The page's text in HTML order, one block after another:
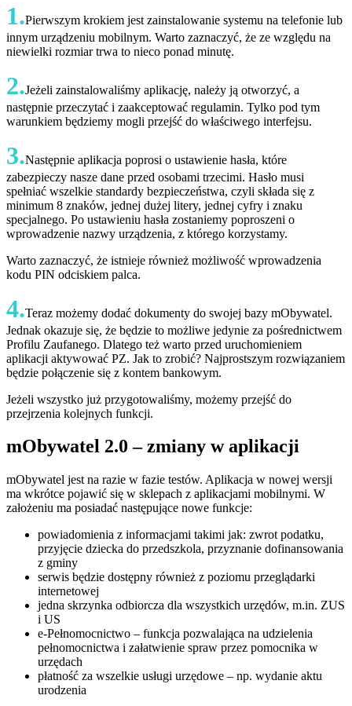
1.Pierwszym krokiem jest zainstalowanie systemu na telefonie lub
innym urządzeniu mobilnym. Warto zaznaczyć, że ze względu na
niewielki rozmiar trwa to nieco ponad minutę.
2.Jeżeli zainstalowaliśmy aplikację, należy ją otworzyć, a
następnie przeczytać i zaakceptować regulamin. Tylko pod tym
warunkiem będziemy mogli przejść do właściwego interfejsu.
3.Następnie aplikacja poprosi o ustawienie hasła, które
zabezpieczy nasze dane przed osobami trzecimi. Hasło musi
spełniać wszelkie standardy bezpieczeństwa, czyli składa się z
minimum 8 znaków, jednej dużej litery, jednej cyfry i znaku
specjalnego. Po ustawieniu hasła zostaniemy poproszeni o
wprowadzenie nazwy urządzenia, z którego korzystamy.
Warto zaznaczyć, że istnieje również możliwość wprowadzenia
kodu PIN odciskiem palca.
4.Teraz możemy dodać dokumenty do swojej bazy mObywatel.
Jednak okazuje się, że będzie to możliwe jedynie za pośrednictwem
Profilu Zaufanego. Dlatego też warto przed uruchomieniem
aplikacji aktywować PZ. Jak to zrobić? Najprostszym rozwiązaniem
będzie połączenie się z kontem bankowym.
Jeżeli wszystko już przygotowaliśmy, możemy przejść do
przejrzenia kolejnych funkcji.
mObywatel 2.0 – zmiany w aplikacji
mObywatel jest na razie w fazie testów. Aplikacja w nowej wersji
ma wkrótce pojawić się w sklepach z aplikacjami mobilnymi. W
założeniu ma posiadać następujące nowe funkcje:
powiadomienia z informacjami takimi jak: zwrot podatku,
przyjęcie dziecka do przedszkola, przyznanie dofinansowania
z gminy
serwis będzie dostępny również z poziomu przeglądarki
internetowej
jedna skrzynka odbiorcza dla wszystkich urzędów, m.in. ZUS
i US
e-Pełnomocnictwo – funkcja pozwalająca na udzielenia
pełnomocnictwa i załatwienie spraw przez pomocnika w
urzędach
płatność za wszelkie usługi urzędowe – np. wydanie aktu
urodzenia